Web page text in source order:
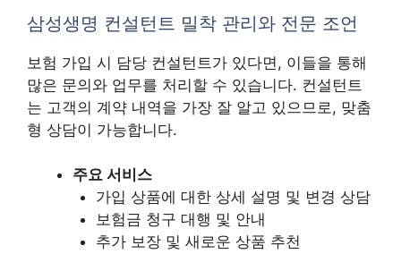
삼성생명 컨설턴트 밀착 관리와 전문 조언
보험 가입 시 담당 컨설턴트가 있다면, 이들을 통해
많은 문의와 업무를 처리할 수 있습니다. 컨설턴트
는 고객의 계약 내역을 가장 잘 알고 있으므로, 맞춤
형 상담이 가능합니다.
주요 서비스
가입 상품에 대한 상세 설명 및 변경 상담
보험금 청구 대행 및 안내
추가 보장 및 새로운 상품 추천